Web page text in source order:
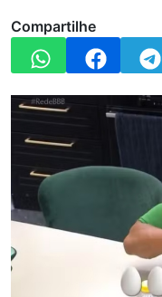
Compartilhe